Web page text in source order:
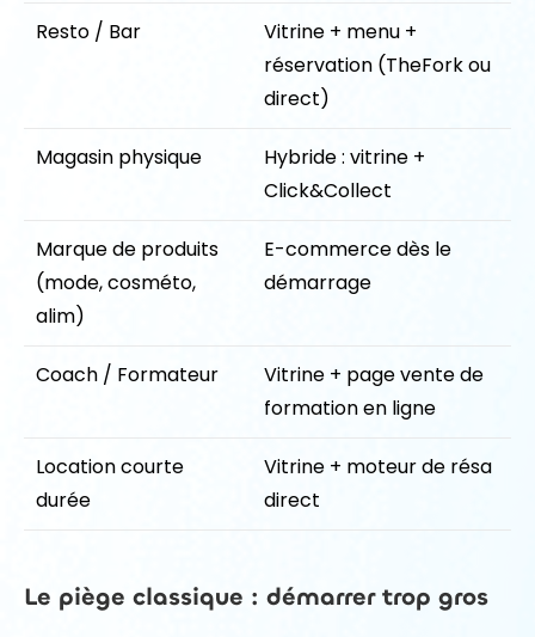
Resto / Bar
Vitrine + menu +
réservation (TheFork ou
direct)
Magasin physique
Hybride : vitrine +
Click&Collect
Marque de produits
(mode, cosméto,
alim)
E-commerce dès le
démarrage
Coach / Formateur
Vitrine + page vente de
formation en ligne
Location courte
durée
Vitrine + moteur de résa
direct
Le piège classique : démarrer trop gros